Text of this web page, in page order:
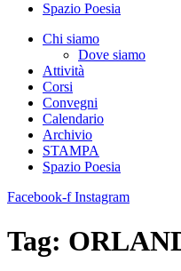
Spazio Poesia
Chi siamo
Dove siamo
Attività
Corsi
Convegni
Calendario
Archivio
STAMPA
Spazio Poesia
Facebook-f Instagram
Tag: